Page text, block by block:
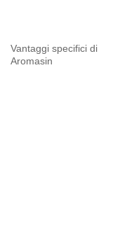
Vantaggi specifici di
Aromasin